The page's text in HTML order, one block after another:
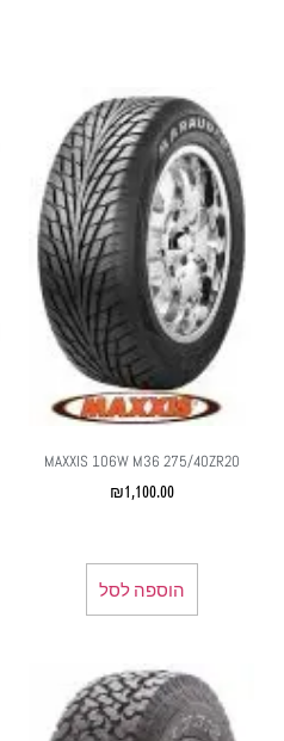
MAXXIS 106W M36 275/40ZR20
₪ 1,100.00
הוספה לסל